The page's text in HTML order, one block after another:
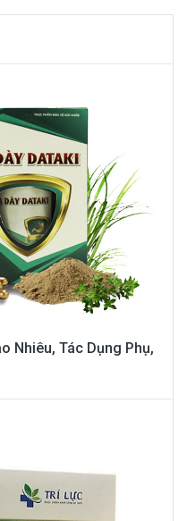
Nhiêu, Tác Dụng Phụ,